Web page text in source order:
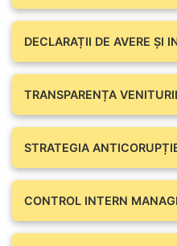
DECLARAȚII DE AVERE ŞI
TRANSPARENȚA
STRATEGIA
CONTROL INTERN